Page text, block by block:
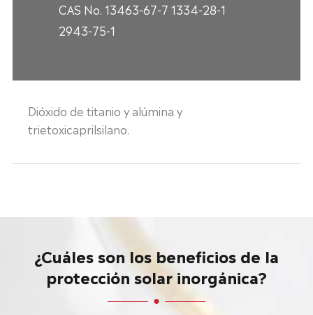
CAS No. 13463-67-7 1334-28-1
2943-75-1
Dióxido de titanio y alúmina y
trietoxicaprilsilano.
¿Cuáles son los beneficios de la
protección solar inorgánica?